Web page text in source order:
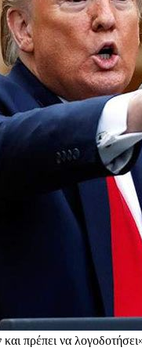
πρέπει να